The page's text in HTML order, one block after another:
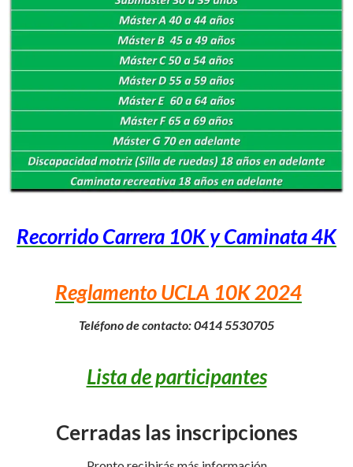
Recorrido Carrera 10K y Caminata 4K
Reglamento UCLA 10K 2024
Teléfono de contacto: 0414 5530705
Lista de participantes
Cerradas las inscripciones